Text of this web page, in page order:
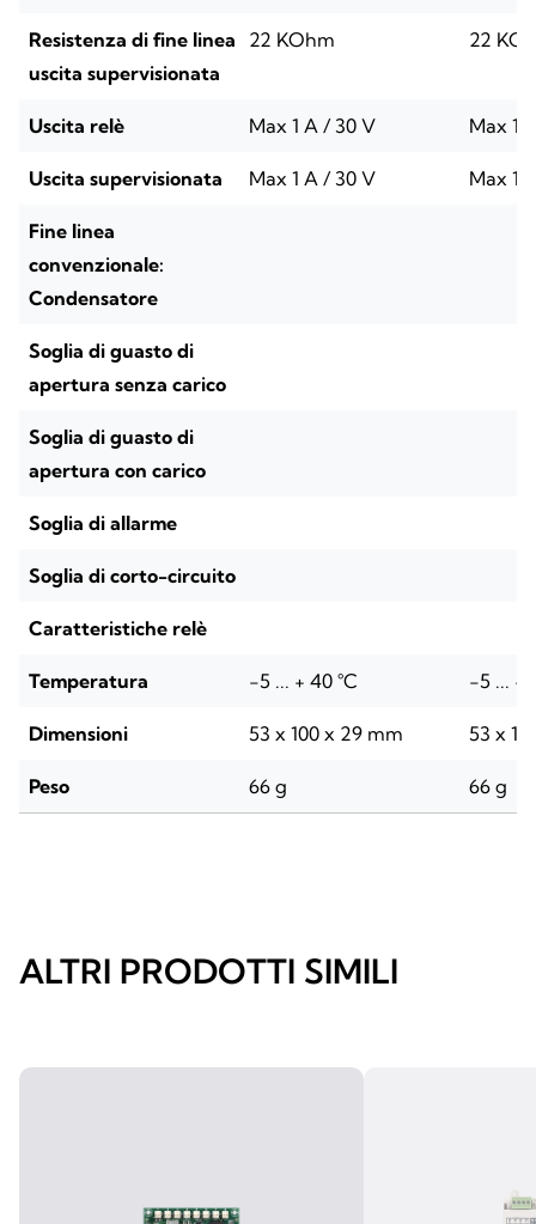
Resistenza di fine linea
uscita supervisionata
22 KOhm 22
Uscita relè Max 1 A / 30 V Max 1
Uscita supervisionata Max 1 A / 30 V Max 1
Fine linea
convenzionale:
Condensatore
Soglia di guasto di
apertura senza carico
Soglia di guasto di
apertura con carico
Soglia di allarme
Soglia di corto-circuito
Caratteristiche relè
Temperatura -5 ... + 40 °C -5 ...
Dimensioni 53 x 100 x 29 mm 53 x
Peso 66 g 66 g
ALTRI PRODOTTI SIMILI